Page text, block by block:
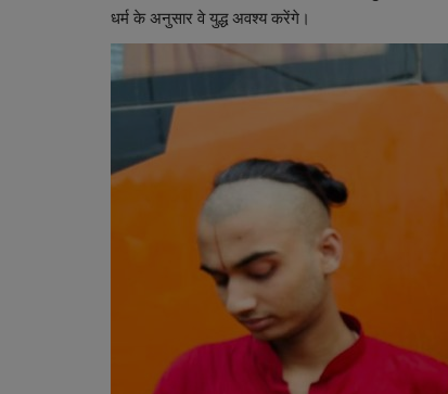
धर्म के अनुसार वे युद्ध अवश्य करेंगे।